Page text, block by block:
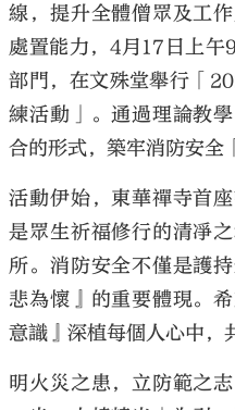
線，提升全體僧眾及工
處置能力，4月17日上午
部門，在文殊堂舉行「
練活動」。通過理論教
合的形式，築牢消防安全
活動伊始，東華禪寺首
是眾生祈福修行的清凈
所。消防安全不僅是護
悲為懷』的重要體現。
意識』深植每個人心中，
明火災之患，立防範之